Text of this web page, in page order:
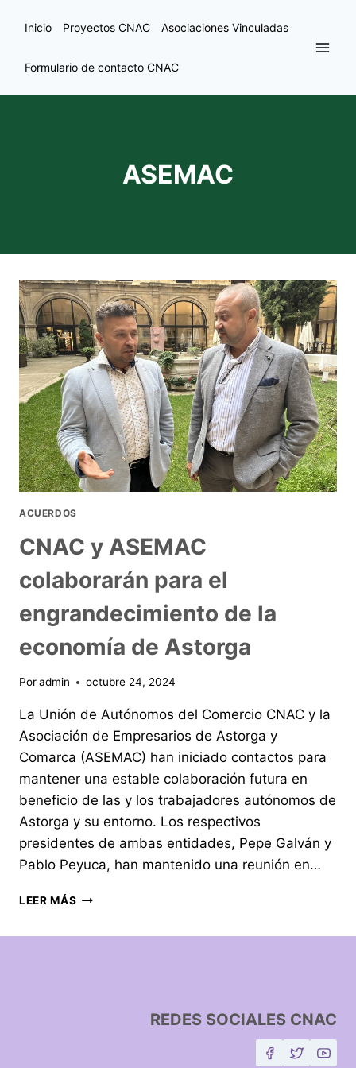
Inicio Proyectos CNAC Asociaciones Vinculadas
Formulario de contacto CNAC
ASEMAC
ACUERDOS
CNAC y ASEMAC
colaborarán para el
engrandecimiento de la
economía de Astorga
Poradmin octubre 24, 2024
La Unión de Autónomos del Comercio CNAC y la
Asociación de Empresarios de Astorga y
Comarca (ASEMAC) han iniciado contactos para
mantener una estable colaboración futura en
beneficio de las y los trabajadores autónomos de
Astorga y su entorno. Los respectivos
presidentes de ambas entidades, Pepe Galván y
Pablo Peyuca, han mantenido una reunión en…
LEER MÁS
REDES SOCIALES CNAC